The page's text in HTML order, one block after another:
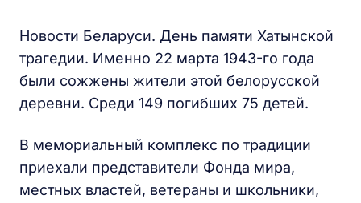
Новости Беларуси. День памяти Хатынской
трагедии. Именно 22 марта 1943-го года
были сожжены жители этой белорусской
деревни. Среди 149 погибших 75 детей.
В мемориальный комплекс по традиции
приехали представители Фонда мира,
местных властей, ветераны и школьники,